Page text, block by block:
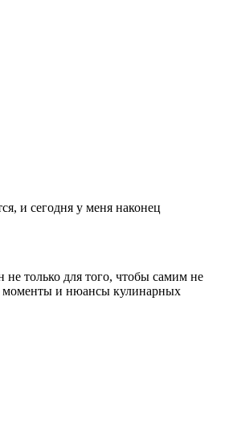
и сегодня у меня наконец
только для того, чтобы самим не
моменты и нюансы кулинарных